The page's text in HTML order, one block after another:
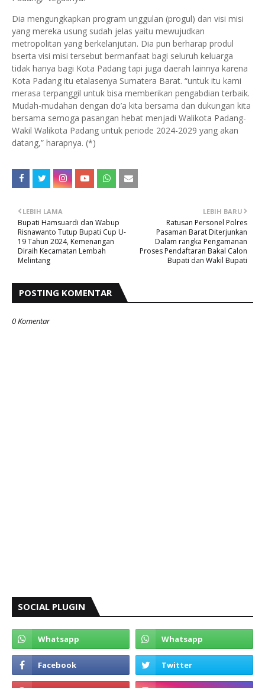
Dia mengungkapkan program unggulan (progul) dan visi misi
yang mereka usung sudah jelas yaitu mewujudkan
metropolitan yang berkelanjutan. Dia pun berharap produl
bserta visi misi tersebut bermanfaat bagi seluruh keluarga
tidak hanya bagi Kota Padang tapi juga daerah lainnya karena
Kota Padang itu etalasenya Sumatera Barat. “untuk itu kami
merasa terpanggil untuk bisa memberikan pengabdian terbaik.
Mudah-mudahan dengan do’a kita bersama dan dukungan kita
bersama semoga pasangan hebat menjadi Walikota Padang-
Wakil Walikota Padang untuk periode 2024-2029 yang akan
datang,” harapnya. (*)
LEBIH BARU
Ratusan Personel Polres
Pasaman Barat Diterjunkan
Dalam rangka Pengamanan
Proses Pendaftaran Bakal Calon
Bupati dan Wakil Bupati
LEBIH LAMA
Bupati Hamsuardi dan Wabup
Risnawanto Tutup Bupati Cup U-
19 Tahun 2024, Kemenangan
Diraih Kecamatan Lembah
Melintang
POSTING KOMENTAR
0 Komentar
SOCIAL PLUGIN